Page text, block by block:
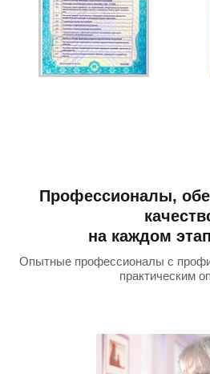
Профессионалы,
на каждом
Опытные профессионалы с
практическим